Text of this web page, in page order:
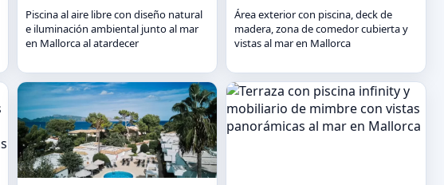
Piscina al aire libre con diseño natural
e iluminación ambiental junto al mar
en Mallorca al atardecer
Área exterior con piscina, deck de
madera, zona de comedor cubierta y
vistas al mar en Mallorca